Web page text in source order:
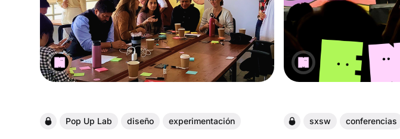
Pop Up Lab diseño experimentación sxsw conferencias